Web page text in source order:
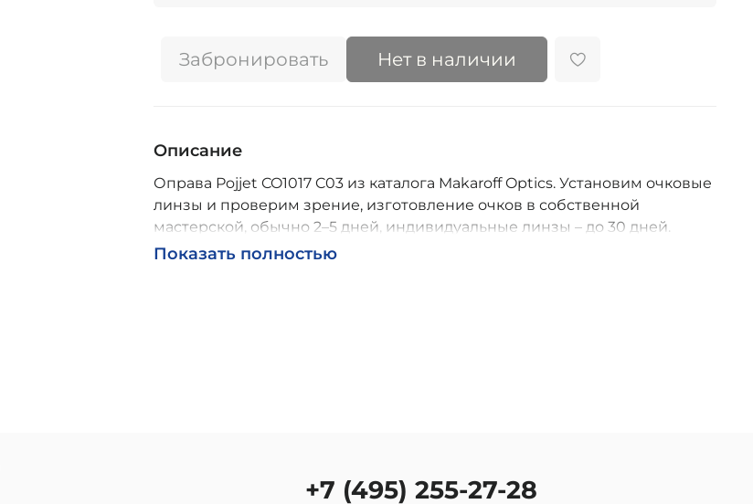
Забронировать Нет в наличии
Описание
Оправа Pojjet CO1017 C03 из каталога Makaroff Optics. Установим очковые
линзы и проверим зрение, изготовление очков в собственной
мастерской, обычно 2–5 дней, индивидуальные линзы – до 30 дней.
Возможна доставка по России.
Показать полностью
+7 (495) 255-27-28